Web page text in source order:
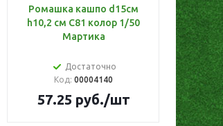
Ромашка кашпо d15см
h10,2 см С81 колор 1/50
Мартика
Достаточно
Код: 00004140
57.25 руб./шт